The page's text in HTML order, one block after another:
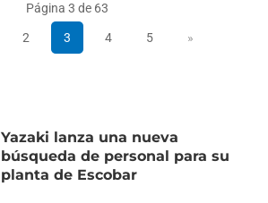
Página 3 de 63
2 3 4 5 »
Yazaki lanza una nueva
búsqueda de personal para su
planta de Escobar